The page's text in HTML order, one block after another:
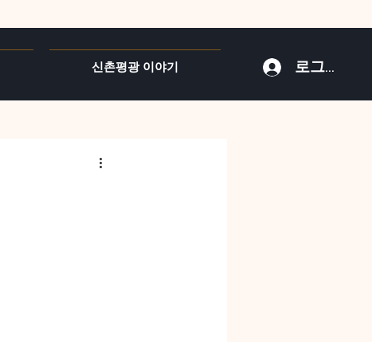
신촌평광 이야기 로그인